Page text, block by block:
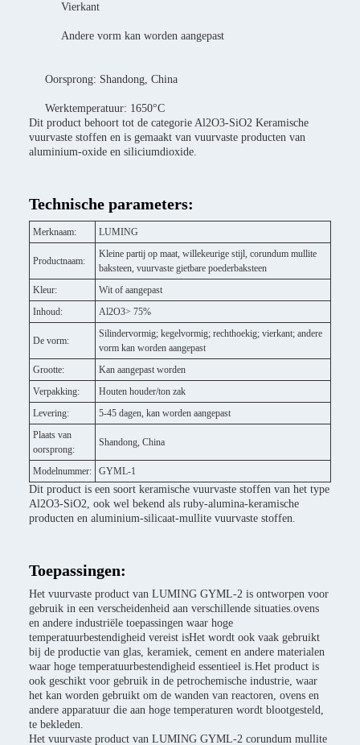
Vierkant
Andere vorm kan worden aangepast
Oorsprong: Shandong, China
Werktemperatuur: 1650°C
Dit product behoort tot de categorie Al2O3-SiO2 Keramische
vuurvaste stoffen en is gemaakt van vuurvaste producten van
aluminium-oxide en siliciumdioxide.
Technische parameters:
Merknaam: LUMING
Productnaam:
Kleine partij op maat, willekeurige stijl, corundum mullite
baksteen, vuurvaste gietbare poederbaksteen
Kleur:
Wit of aangepast
Inhoud:
Al2O3> 75%
De vorm:
Silindervormig; kegelvormig; rechthoekig; vierkant; andere
vorm kan worden aangepast
Grootte:
Kan aangepast worden
Verpakking:
Houten houder/ton zak
Levering:
5-45 dagen, kan worden aangepast
Plaats van
oorsprong:
Shandong, China
Modelnummer: GYML-1
Dit product is een soort keramische vuurvaste stoffen van het type
Al2O3-SiO2, ook wel bekend als ruby-alumina-keramische
producten en aluminium-silicaat-mullite vuurvaste stoffen.
Toepassingen:
Het vuurvaste product van LUMING GYML-2 is ontworpen voor
gebruik in een verscheidenheid aan verschillende situaties.ovens
en andere industriële toepassingen waar hoge
temperatuurbestendigheid vereist isHet wordt ook vaak gebruikt
bij de productie van glas, keramiek, cement en andere materialen
waar hoge temperatuurbestendigheid essentieel is.Het product is
ook geschikt voor gebruik in de petrochemische industrie, waar
het kan worden gebruikt om de wanden van reactoren, ovens en
andere apparatuur die aan hoge temperaturen wordt blootgesteld,
te bekleden.
Het vuurvaste product van LUMING GYML-2 corundum mullite